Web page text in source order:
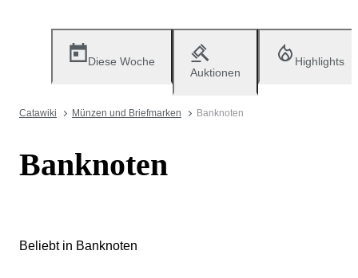
Diese Woche
Auktionen
Highlights
Catawiki Münzen und Briefmarken Banknoten
Banknoten
Beliebt in Banknoten